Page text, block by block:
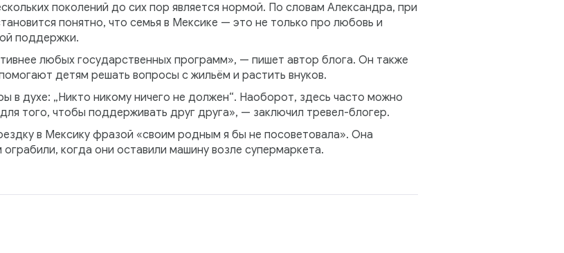
поколений до сих пор является нормой. По словам Александра, при
понятно, что семья в Мексике — это не только про любовь и
поддержки.
любых государственных программ», — пишет автор блога. Он также
детям решать вопросы с жильём и растить внуков.
в духе: „Никто никому ничего не должен“. Наоборот, здесь часто можно
того, чтобы поддерживать друг друга», — заключил тревел-блогер.
в Мексику фразой «своим родным я бы не посоветовала». Она
когда они оставили машину возле супермаркета.